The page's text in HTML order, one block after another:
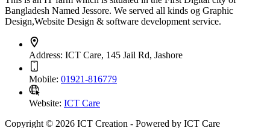
Bangladesh Named Jessore. We served all kinds og Graphic
Design,Website Design & software development service.
Address: ICT Care, 145 Jail Rd, Jashore
Mobile: 01921-816779
Website: ICT Care
Copyright © 2026 ICT Creation - Powered by ICT Care